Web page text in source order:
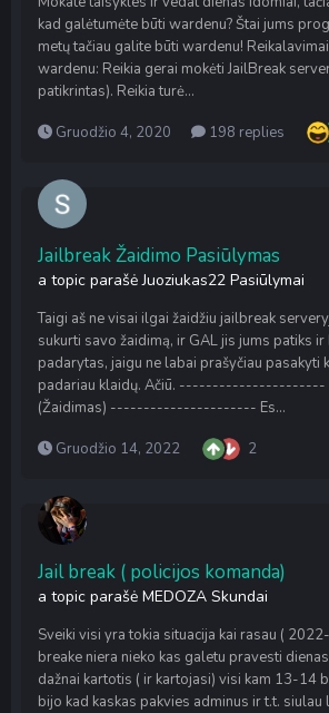
kad galėtumėte būti wardenu? Štai jums
metų tačiau galite būti wardenu!
wardenu: Reikia gerai mokėti JailBreak
patikrintas). Reikia turė...
Gruodžio 4, 2020 198 replies
Jailbreak Žaidimo Pasiūlymas
a topic parašėJuoziukas22 Pasiūlymai
Taigi aš ne visai ilgai žaidžiu jailbreak
sukurti savo žaidimą, ir GAL jis jums patiks
padarytas, jaigu ne labai prašyčiau pasakyti
padariau klaidų. Ačiū. ----------------------
(Žaidimas) ---------------------- Es...
Gruodžio 14, 2022 2
Jail break ( policijos komanda)
a topic parašė MEDOZA Skundai
Sveiki visi yra tokia situacija kai rasau (
breake niera nieko kas galetu pravesti
dažnai kartotis ( ir kartojasi) visi kam 13-14
bijo kad kaskas pakvies adminus ir t.t. siulau